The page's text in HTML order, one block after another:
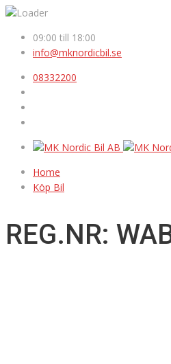
09:00 till 18:00
info@mknordicbil.se
08332200
Home
Köp Bil
REG.NR: